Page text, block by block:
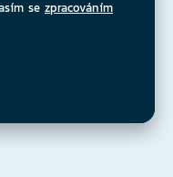
se zpracováním